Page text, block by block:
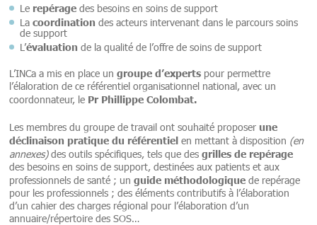
Le repéragedes besoins en soins de support
La coordination des acteurs intervenant dans le parcours soins
de support
L’évaluation de la qualité de l’offre de soins de support
L’INCa a mis en place un groupe d’expertspour permettre
l’élaloration de ce référentiel organisationnel national, avec un
coordonnateur, le Pr Phillippe Colombat.
Les membres du groupe de travail ont souhaité proposer une
déclinaison pratique du référentielen mettant à disposition (en
annexes)des outils spécifiques, tels que desgrilles de repérage
des besoins en soins de support, destinées aux patients et aux
professionnels de santé ; un guide méthodologiquede repérage
pour les professionnels ; des éléments contributifs à l’élaboration
d’un cahier des charges régional pour l’élaboration d’un
annuaire/répertoire des SOS…